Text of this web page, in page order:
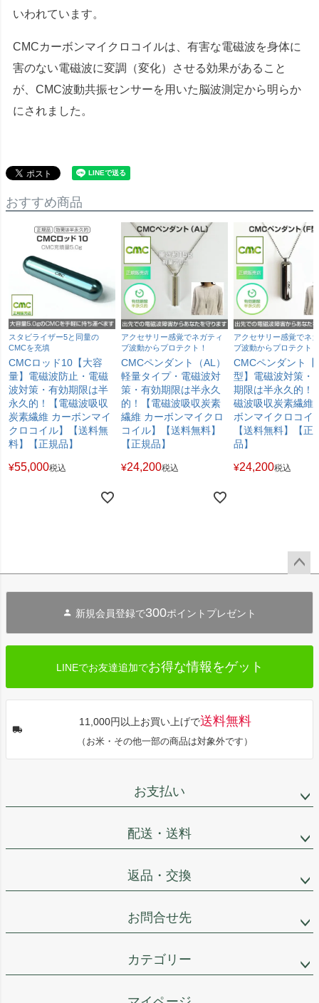
いわれています。
CMCカーボンマイクロコイルは、有害な電磁波を身体に
害のない電磁波に変調（変化）させる効果があること
が、CMC波動共振センサーを用いた脳波測定から明らか
にされました。
おすすめ商品
スタビライザー5と同量の
CMCを充填
CMCロッド10【大容
量】電磁波防止・電磁
波対策・有効期限は半
永久的！【電磁波吸収
炭素繊維 カーボンマイ
クロコイル】【送料無
料】【正規品】
¥55,000税込
アクセサリー感覚でネガティ
ブ波動からプロテクト！
CMCペンダント（AL）
軽量タイプ・電磁波対
策・有効期限は半永久
的！【電磁波吸収炭素
繊維 カーボンマイクロ
コイル】【送料無料】
【正規品】
¥24,200税込
アクセサリー感覚でネ
ブ波動からプロテクト！
CMCペンダント【
型】電磁波対策・
期限は半永久的！
磁波吸収炭素繊維
ボンマイクロコイ
【送料無料】【正
品】
¥24,200税込
新規会員登録で300ポイントプレゼント
LINEでお友達追加でお得な情報をゲット
11,000円以上お買い上げで送料無料
（お米・その他一部の商品は対象外です）
お支払い
配送・送料
返品・交換
お問合せ先
カテゴリー